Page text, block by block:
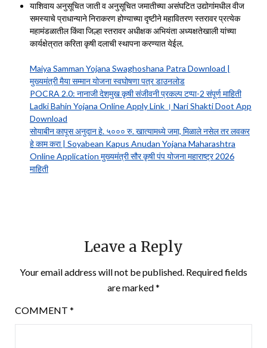
याशिवाय अनुसूचित जाती व अनुसूचित जमातीच्या असंघटित उद्योगांमधील वीज
समस्याचे प्राधान्याने निराकरण होण्याच्या दृष्टीने महावितरण स्तरावर प्रत्येक
महामंडळातील किंवा जिल्हा स्तरावर अधीक्षक अभियंता अध्यक्षतेखाली यांच्या
कार्यक्षेत्रात करिता कृषी दलाची स्थापना करण्यात येईल.
Maiya Samman Yojana Swaghoshana Patra Download |
मुख्यमंत्री मैया सम्मान योजना स्वघोषणा पत्र डाउनलोड
POCRA 2.0: नानाजी देशमुख कृषी संजीवनी प्रकल्प टप्पा-2 संपूर्ण माहिती
Ladki Bahin Yojana Online Apply Link । Nari Shakti Doot App
Download
सोयाबीन कापूस अनुदान हे. ५००० रु. खात्यामध्ये जमा, मिळाले नसेल तर लवकर
हे काम करा | Soyabean Kapus Anudan Yojana Maharashtra
Online Application मुख्यमंत्री सौर कृषी पंप योजना महाराष्ट्र 2026
माहिती
Leave a Reply
Your email address will not be published. Required fields
are marked*
COMMENT *